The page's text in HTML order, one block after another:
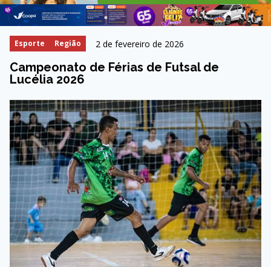
Esporte Região 2 de fevereiro de 2026
Campeonato de Férias de Futsal de
Lucélia 2026